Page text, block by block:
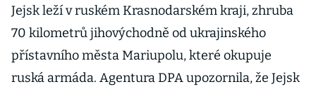
Jejsk leží v ruském Krasnodarském kraji, zhruba
70 kilometrů jihovýchodně od ukrajinského
přístavního města Mariupolu, které okupuje
ruská armáda. Agentura DPA upozornila, že Jejsk